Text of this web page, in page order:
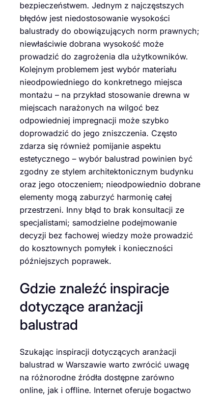
bezpieczeństwem. Jednym z najczęstszych
błędów jest niedostosowanie wysokości
balustrady do obowiązujących norm prawnych;
niewłaściwie dobrana wysokość może
prowadzić do zagrożenia dla użytkowników.
Kolejnym problemem jest wybór materiału
nieodpowiedniego do konkretnego miejsca
montażu – na przykład stosowanie drewna w
miejscach narażonych na wilgoć bez
odpowiedniej impregnacji może szybko
doprowadzić do jego zniszczenia. Często
zdarza się również pomijanie aspektu
estetycznego – wybór balustrad powinien być
zgodny ze stylem architektonicznym budynku
oraz jego otoczeniem; nieodpowiednio dobrane
elementy mogą zaburzyć harmonię całej
przestrzeni. Inny błąd to brak konsultacji ze
specjalistami; samodzielne podejmowanie
decyzji bez fachowej wiedzy może prowadzić
do kosztownych pomyłek i konieczności
późniejszych poprawek.
Gdzie znaleźć inspiracje
dotyczące aranżacji
balustrad
Szukając inspiracji dotyczących aranżacji
balustrad w Warszawie warto zwrócić uwagę
na różnorodne źródła dostępne zarówno
online, jak i offline. Internet oferuje bogactwo